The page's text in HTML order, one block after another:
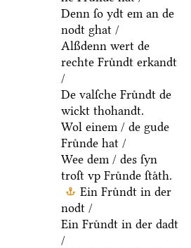
Denn ſo ydt em an de
nodt ghat /
Alßdenn wert de
rechte Fruͤndt erkandt
/
De valſche Fruͤndt de
wickt thohandt.
Wol einem / de gude
Fruͤnde hat /
Wee dem / des ſyn
troſt vp Fruͤnde ſtaͤth.
Ein Fruͤndt in der
nodt /
Ein Fruͤndt in der dadt
/